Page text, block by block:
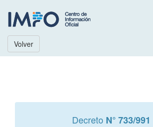
Volver
Decreto N° 733/991